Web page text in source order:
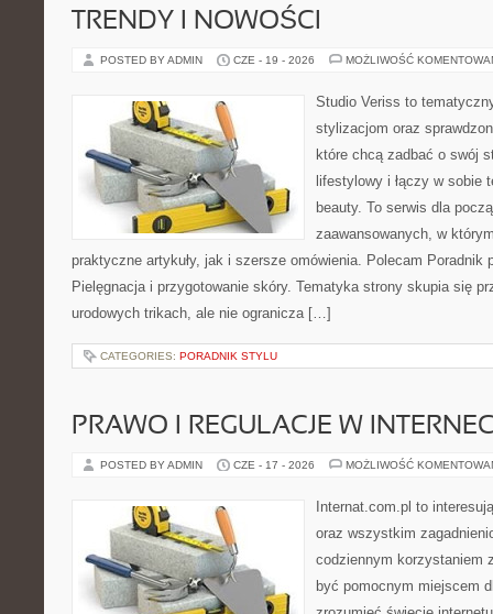
TRENDY I NOWOŚCI
POSTED BY ADMIN CZE - 19 - 2026 MOŻLIWOŚĆ
Studio Veriss to
stylizacjom oraz
które chcą zadbać o swój
lifestylowy i łączy w sobie
beauty. To serwis dla
zaawansowanych, w
praktyczne artykuły, jak i szersze omówienia. Polecam
Pielęgnacja i przygotowanie skóry. Tematyka strony skupia się
urodowych trikach, ale nie ogranicza […]
CATEGORIES: PORADNIK STYLU
PRAWO I REGULACJE W
POSTED BY ADMIN CZE - 17 - 2026 MOŻLIWOŚĆ
Internat.com.pl to
oraz wszystkim
codziennym korzystaniem
być pomocnym miejscem